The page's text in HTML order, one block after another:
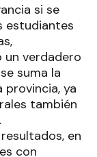
si se
estudiantes
verdadero
suma la
ya
también
en
con